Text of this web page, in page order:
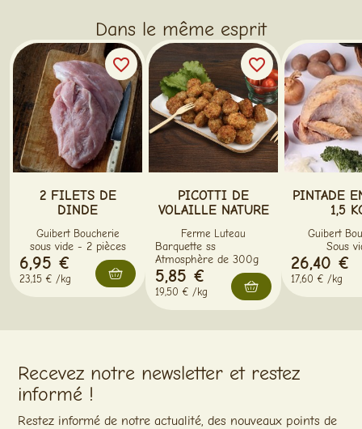
Dans le même esprit
2 FILETS DE
DINDE
Guibert Boucherie
sous vide - 2 pièces
6,95 €
23,15 € /kg
favorite_border
PICOTTI DE
VOLAILLE NATURE
Ferme Luteau
Barquette ss
Atmosphère de 300g
5,85 €
19,50 € /kg
favorite_border
PINTADE
1,5
Guibert
Sous
26,40 €
17,60 € /kg
Recevez notre newsletter et restez
informé !
Restez informé de notre actualité, des nouveaux points de